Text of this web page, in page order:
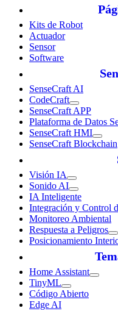
Kits de Robot
Actuador
Sensor
Software
SenseCraft AI
CodeCraft
SenseCraft APP
Plataforma de Datos
SenseCraft HMI
SenseCraft Blockchain
Visión IA
Sonido AI
IA Inteligente
Integración y Control
Monitoreo Ambiental
Respuesta a Peligros
Posicionamiento
Home Assistant
TinyML
Código Abierto
Edge AI